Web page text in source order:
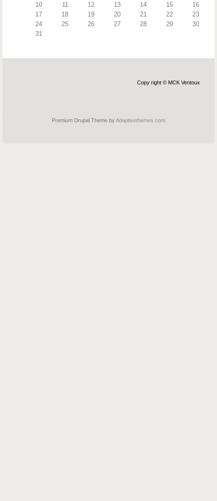
10
11 12 13 14 15
16
17
18 19 20 21 22
23
24
25 26 27 28 29
30
31
Copy right © MCK Ventoux
Premium Drupal Theme byAdaptivethemes.com